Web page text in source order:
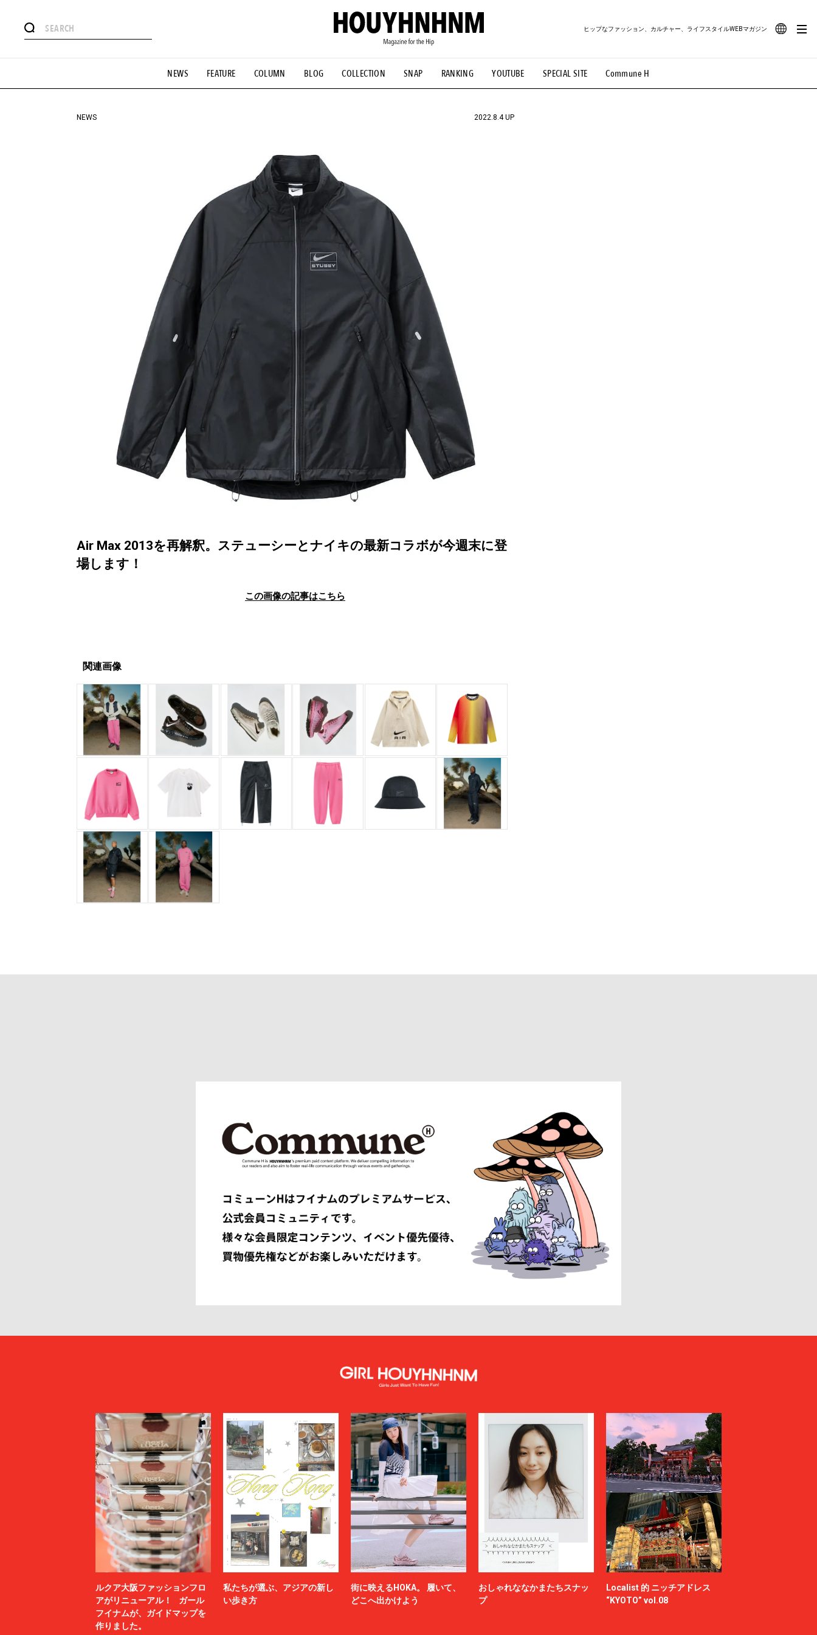
NEWS FEATURE COLUMN BLOG COLLECTION SNAP RANKING YOUTUBE SPECIAL SITE Commune H
ヒップなファッション、カルチャー、ライフスタイルWEBマガジン
#憧れの逸品 #ESSENTIAL DESIGNS #古着サミット #NEW VINTAGE #マイナーグッド図鑑 #路地裏てぃーん。 #MONTHLY JOURNAL
#GH 銘品の所以 #フイナムのYouTube #Commune H #FOCUS IT #AH.H #ととけん #FASHION #MUSIC #MOVIE #LIFESTYLE #SNEAKER #OUTDOOR
#HANDSOME HANDBOOK
NEWS 2022.8.4 UP
Air Max 2013を再解釈。ステューシーとナイキの最新コラボが今週末に登
場します！
この画像の記事はこちら
関連画像
ルクア大阪ファッションフロ
アがリニューアル！ ガール
フイナムが、ガイドマップを
作りました。
私たちが選ぶ、アジアの新し
い歩き方
街に映えるHOKA。 履いて、
どこへ出かけよう
おしゃれななかまたちスナッ
プ
Localist 的 ニッチアドレス
“KYOTO” vol.08